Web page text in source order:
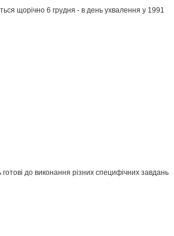
щорічно 6 грудня - в день ухвалення у 1991
до виконання різних специфічних завдань